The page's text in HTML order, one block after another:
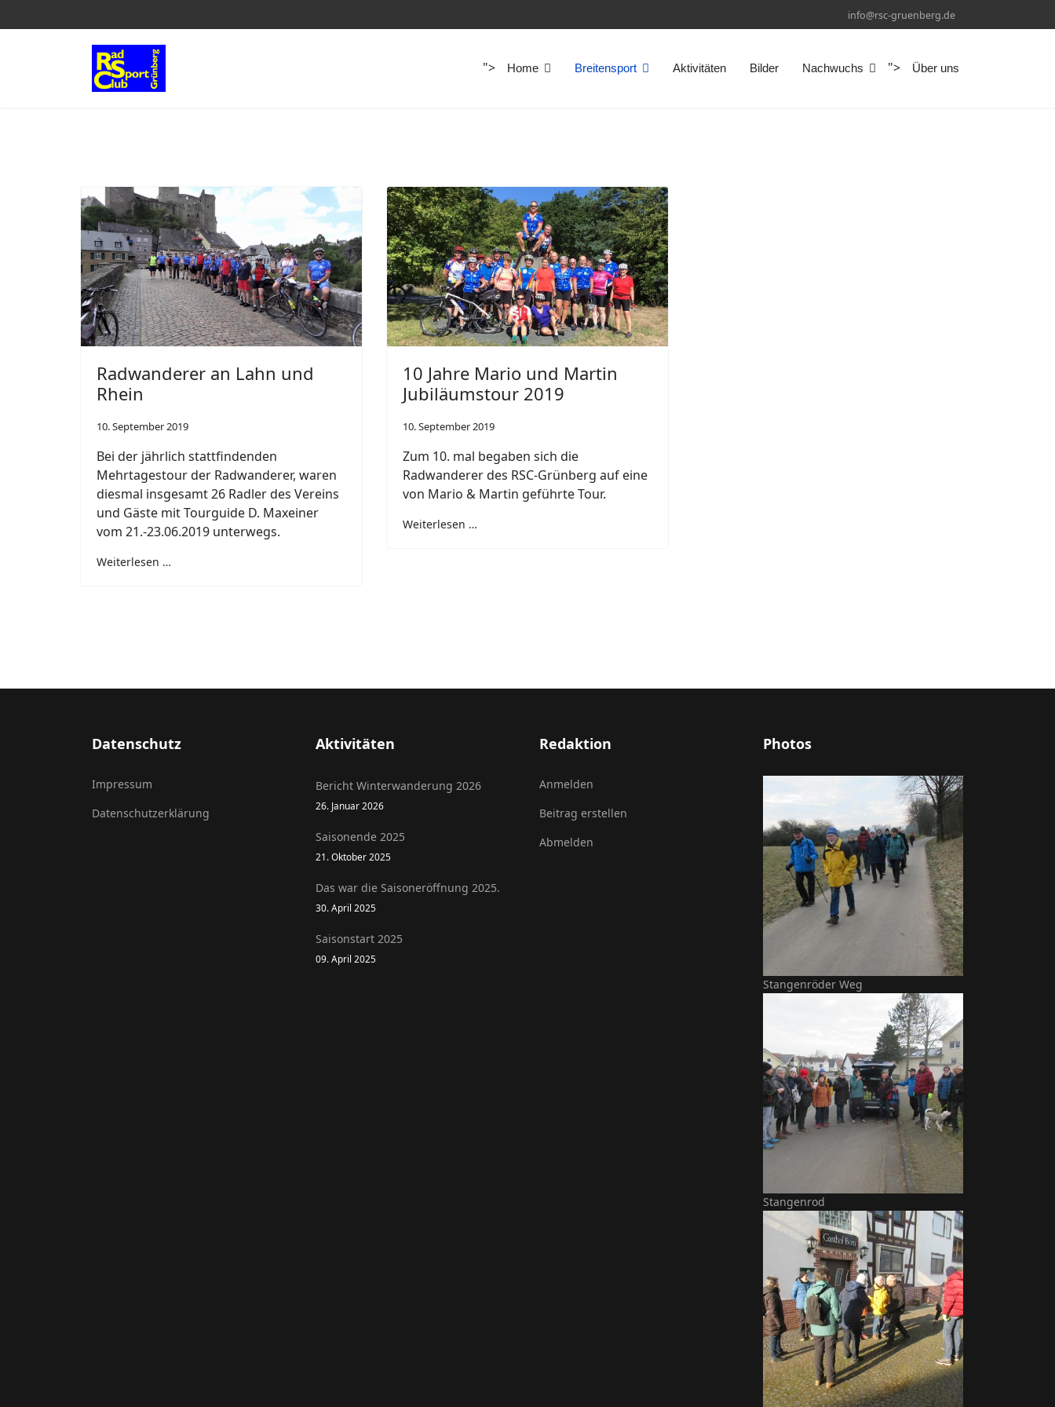
info@rsc-gruenberg.de
"> Home Breitensport Aktivitäten Bilder Nachwuchs "> Über uns
Radwanderer an Lahn und
Rhein
10. September 2019
Bei der jährlich stattfindenden
Mehrtagestour der Radwanderer, waren
diesmal insgesamt 26 Radler des Vereins
und Gäste mit Tourguide D. Maxeiner
vom 21.-23.06.2019 unterwegs.
Weiterlesen …
10 Jahre Mario und Martin
Jubiläumstour 2019
10. September 2019
Zum 10. mal begaben sich die
Radwanderer des RSC-Grünberg auf eine
von Mario & Martin geführte Tour.
Weiterlesen …
Datenschutz
Impressum
Datenschutzerklärung
Aktivitäten
Bericht Winterwanderung 2026
26. Januar 2026
Saisonende 2025
21. Oktober 2025
Das war die Saisoneröffnung 2025.
30. April 2025
Saisonstart 2025
09. April 2025
Redaktion
Anmelden
Beitrag erstellen
Abmelden
Photos
Stangenröder Weg
Stangenrod